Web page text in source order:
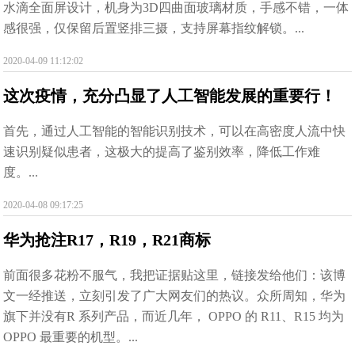
水滴全面屏设计，机身为3D四曲面玻璃材质，手感不错，一体
感很强，仅保留后置竖排三摄，支持屏幕指纹解锁。...
2020-04-09 11:12:02
这次疫情，充分凸显了人工智能发展的重要行！
首先，通过人工智能的智能识别技术，可以在高密度人流中快
速识别疑似患者，这极大的提高了鉴别效率，降低工作难
度。...
2020-04-08 09:17:25
华为抢注R17，R19，R21商标
前面很多花粉不服气，我把证据贴这里，链接发给他们：该博
文一经推送，立刻引发了广大网友们的热议。众所周知，华为
旗下并没有R 系列产品，而近几年， OPPO 的 R11、R15 均为
OPPO 最重要的机型。...